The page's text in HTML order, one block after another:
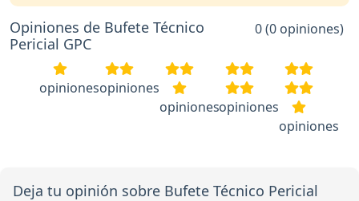
Opiniones de Bufete Técnico
Pericial GPC
0 (0 opiniones)
opinionesopiniones
opinionesopiniones
opiniones
Deja tu opinión sobre Bufete Técnico Pericial